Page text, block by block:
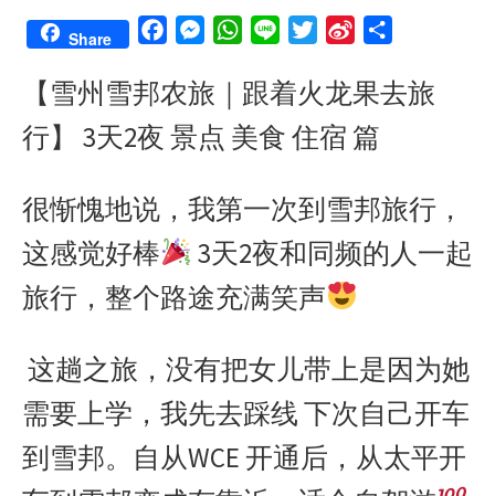
Share
c
b
s
e
g
r
W
a
s
p
n
i
t
r
n
W
i
o
a
【雪州雪邦农旅｜跟着火龙果去旅
行】 3天2夜 景点 美食 住宿 篇
很惭愧地说，我第一次到雪邦旅行，
这感觉好棒
3天2夜和同频的人一起
旅行，整个路途充满笑声
这趟之旅，没有把女儿带上是因为她
需要上学，我先去踩线 下次自己开车
到雪邦。自从WCE 开通后，从太平开